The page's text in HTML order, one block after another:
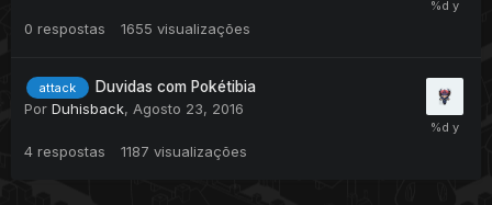
0 respostas 1655 visualizações
attack
Duvidas com Pokétibia
Por Duhisback, Agosto 23, 2016
4 respostas 1187 visualizações